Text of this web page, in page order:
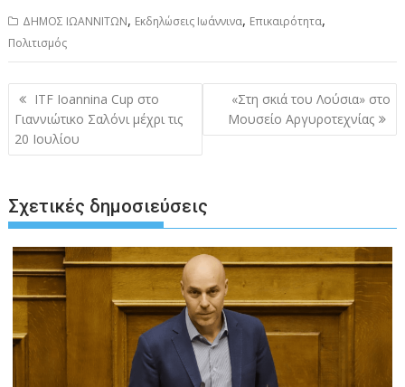
ΔΗΜΟΣ ΙΩΑΝΝΙΤΩΝ, Εκδηλώσεις Ιωάννινα, Επικαιρότητα,
Πολιτισμός
Πλοήγηση
άρθρων
ITF Ioannina Cup στο
Γιαννιώτικο Σαλόνι μέχρι τις
20 Ιουλίου
«Στη σκιά του Λούσια» στο
Μουσείο Αργυροτεχνίας
Σχετικές δημοσιεύσεις